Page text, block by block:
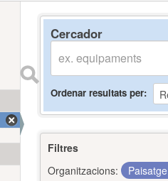
Cercador
Ordenar resultats per
Filtres
Organitzacions: